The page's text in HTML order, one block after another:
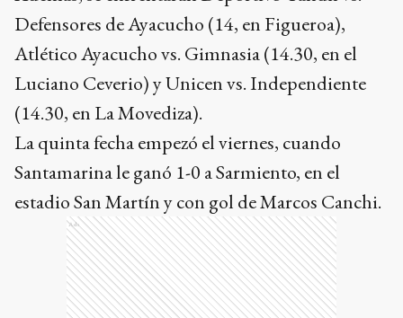
Defensores de Ayacucho (14, en Figueroa),
Atlético Ayacucho vs. Gimnasia (14.30, en el
Luciano Ceverio) y Unicen vs. Independiente
(14.30, en La Movediza).
La quinta fecha empezó el viernes, cuando
Santamarina le ganó 1-0 a Sarmiento, en el
estadio San Martín y con gol de Marcos Canchi.
Ads